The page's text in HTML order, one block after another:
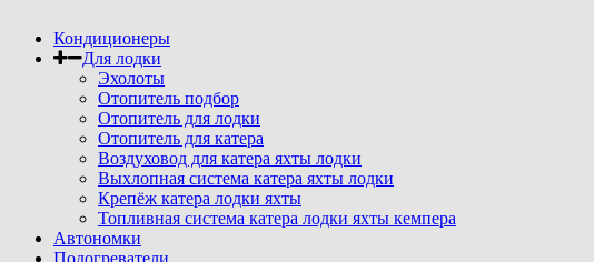
Кондиционеры
Для лодки
Эхолоты
Отопитель подбор
Отопитель для лодки
Отопитель для катера
Воздуховод для катера яхты лодки
Выхлопная система катера яхты лодки
Крепёж катера лодки яхты
Топливная система катера лодки яхты кемпера
Автономки
Подогреватели